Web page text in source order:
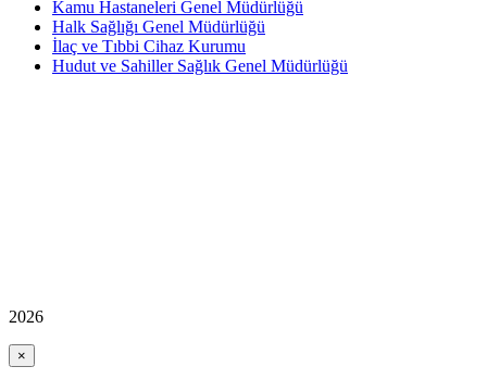
Kamu Hastaneleri Genel Müdürlüğü
Halk Sağlığı Genel Müdürlüğü
İlaç ve Tıbbi Cihaz Kurumu
Hudut ve Sahiller Sağlık Genel Müdürlüğü
2026
×